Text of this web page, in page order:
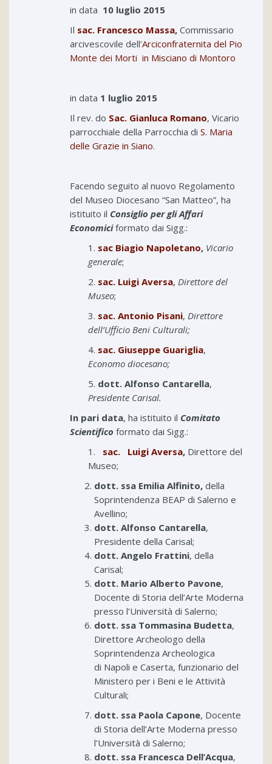
in data 10 luglio 2015
Il sac. Francesco Massa, Commissario
arcivescovile dell’Arciconfraternita del Pio
Monte dei Morti in Misciano di Montoro
in data 1 luglio 2015
Il rev. do Sac. Gianluca Romano, Vicario
parrocchiale della Parrocchia di S. Maria
delle Grazie in Siano.
Facendo seguito al nuovo Regolamento
del Museo Diocesano “San Matteo”, ha
istituito il Consiglio per gli Affari
Economiciformato dai Sigg.:
1. sac Biagio Napoletano, Vicario
generale;
2. sac. Luigi Aversa, Direttore del
Museo;
3. sac. Antonio Pisani, Direttore
dell’Ufficio Beni Culturali;
4. sac. Giuseppe Guariglia,
Economo diocesano;
5. dott. Alfonso Cantarella,
Presidente Carisal.
In pari data, ha istituito il Comitato
Scientifico formato dai Sigg.:
1. sac. Luigi Aversa, Direttore del
Museo;
dott. ssa Emilia Alfinito, della
Soprintendenza BEAP di Salerno e
Avellino;
dott. Alfonso Cantarella,
Presidente della Carisal;
dott. Angelo Frattini, della
Carisal;
dott. Mario Alberto Pavone,
Docente di Storia dell’Arte Moderna
presso l’Università di Salerno;
dott. ssa Tommasina Budetta,
Direttore Archeologo della
Soprintendenza Archeologica
di Napoli e Caserta, funzionario del
Ministero per i Beni e le Attività
Culturali;
dott. ssa Paola Capone, Docente
di Storia dell’Arte Moderna presso
l’Università di Salerno;
dott. ssa Francesca Dell’Acqua,